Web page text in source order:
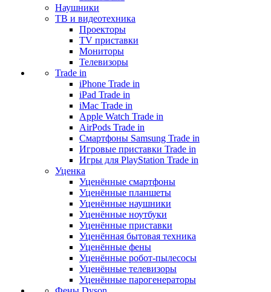
Наушники
ТВ и видеотехника
Проекторы
TV приставки
Мониторы
Телевизоры
Trade in
iPhone Trade in
iPad Trade in
iMac Trade in
Apple Watch Trade in
AirPods Trade in
Смартфоны Samsung Trade in
Игровые приставки Trade in
Игры для PlayStation Trade in
Уценка
Уценённые смартфоны
Уценённые планшеты
Уценённые наушники
Уценённые ноутбуки
Уценённые приставки
Уценённая бытовая техника
Уценённые фены
Уценённые робот-пылесосы
Уценённые телевизоры
Уценённые парогенераторы